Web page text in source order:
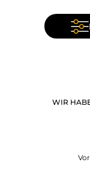
WIR